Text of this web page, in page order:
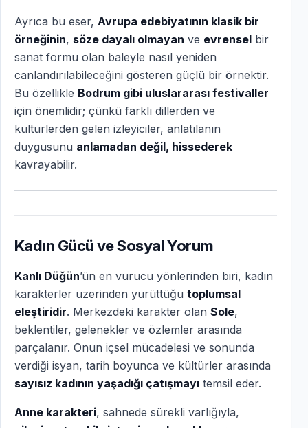
Ayrıca bu eser, Avrupa edebiyatının klasik bir
örneğinin, söze dayalı olmayan ve evrensel bir
sanat formu olan baleyle nasıl yeniden
canlandırılabileceğini gösteren güçlü bir örnektir.
Bu özellikle Bodrum gibi uluslararası festivaller
için önemlidir; çünkü farklı dillerden ve
kültürlerden gelen izleyiciler, anlatılanın
duygusunu anlamadan değil, hissederek
kavrayabilir.
Kadın Gücü ve Sosyal Yorum
Kanlı Düğün’ün en vurucu yönlerinden biri, kadın
karakterler üzerinden yürüttüğü toplumsal
eleştiridir. Merkezdeki karakter olan Sole,
beklentiler, gelenekler ve özlemler arasında
parçalanır. Onun içsel mücadelesi ve sonunda
verdiği isyan, tarih boyunca ve kültürler arasında
sayısız kadının yaşadığı çatışmayı temsil eder.
Anne karakteri, sahnede sürekli varlığıyla,